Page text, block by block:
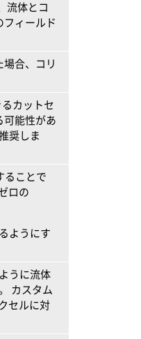
流体とコ
フィールド
合、コリ
カットセ
可能性があ
奨しま
ることで
ロの
ようにす
うに流体
カスタム
セルに対